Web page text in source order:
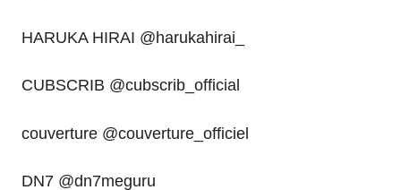
HARUKA HIRAI @harukahirai_
CUBSCRIB @cubscrib_official
couverture @couverture_officiel
DN7 @dn7meguru